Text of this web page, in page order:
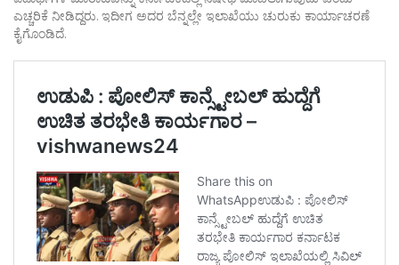
ಎಚ್ಚರಿಕೆ ನೀಡಿದ್ದರು. ಇದೀಗ ಅದರ ಬೆನ್ನಲ್ಲೇ ಇಲಾಖೆಯು ಚುರುಕು ಕಾರ್ಯಾಚರಣೆ
ಕೈಗೊಂಡಿದೆ.